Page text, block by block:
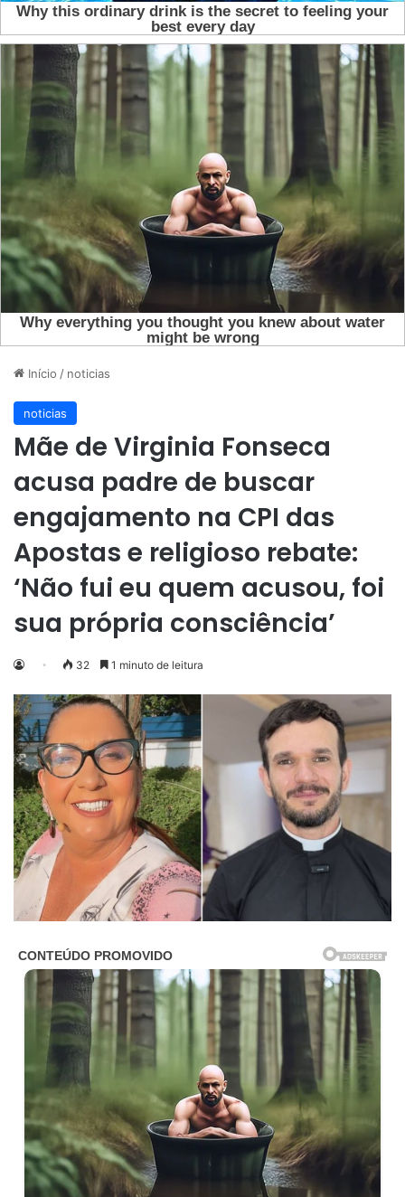
Início / noticias
noticias
Mãe de Virginia Fonseca
acusa padre de buscar
engajamento na CPI das
Apostas e religioso rebate:
‘Não fui eu quem acusou, foi
sua própria consciência’
32 1 minuto de leitura